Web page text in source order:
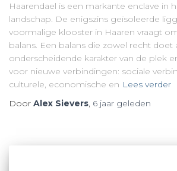
Haarendael is een markante enclave in
landschap. De enigszins geïsoleerde
voormalige klooster in Haaren vraagt
balans. Een balans die zowel recht doet
onderscheidende karakter van de plek
voor nieuwe verbindingen: sociale
culturele, economische en Lees verder
Door Alex Sievers, 6 jaar geleden